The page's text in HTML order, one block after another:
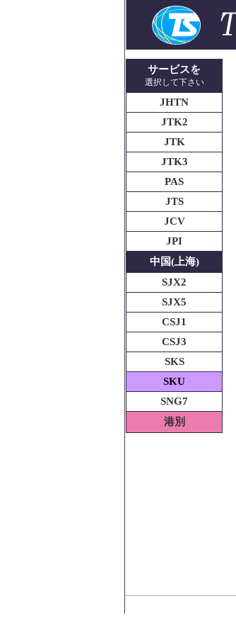
サービスを
選択して下さい
JHTN
JTK2
JTK
JTK3
PAS
JTS
JCV
JPI
中国(上海)
SJX2
SJX5
CSJ1
CSJ3
SKS
SKU
SNG7
港別